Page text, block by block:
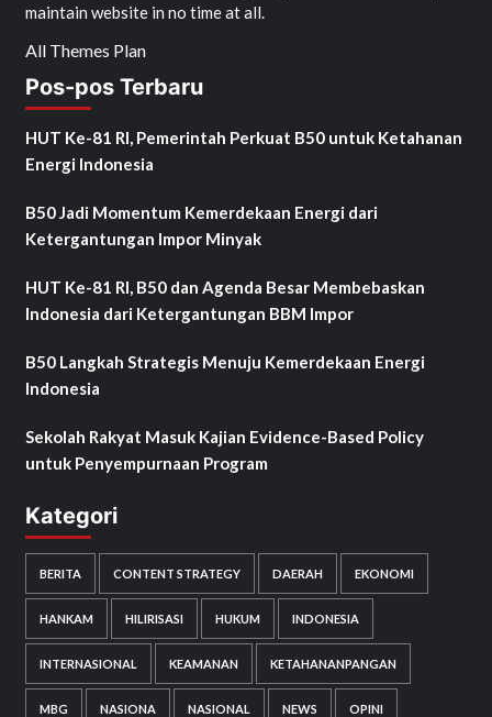
maintain website in no time at all.
All Themes Plan
Pos-pos Terbaru
HUT Ke-81 RI, Pemerintah Perkuat B50 untuk Ketahanan
Energi Indonesia
B50 Jadi Momentum Kemerdekaan Energi dari
Ketergantungan Impor Minyak
HUT Ke-81 RI, B50 dan Agenda Besar Membebaskan
Indonesia dari Ketergantungan BBM Impor
B50 Langkah Strategis Menuju Kemerdekaan Energi
Indonesia
Sekolah Rakyat Masuk Kajian Evidence-Based Policy
untuk Penyempurnaan Program
Kategori
BERITA CONTENT STRATEGY DAERAH EKONOMI
HANKAM HILIRISASI HUKUM INDONESIA
INTERNASIONAL KEAMANAN KETAHANANPANGAN
MBG NASIONA NASIONAL NEWS OPINI